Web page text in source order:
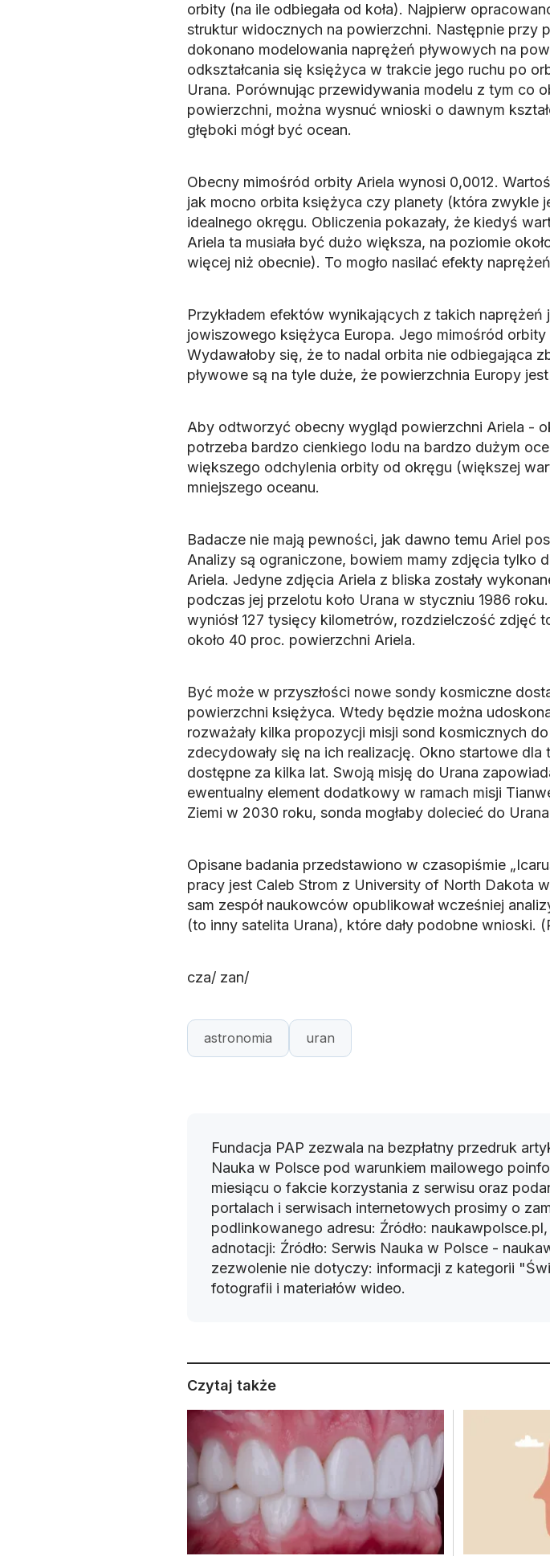
orbity (na ile odbiegała od koła). Najpierw
struktur widocznych na powierzchni. Następnie przy
dokonano modelowania naprężeń pływowych na
odkształcania się księżyca w trakcie jego ruchu po
Urana. Porównując przewidywania modelu z tym co
powierzchni, można wysnuć wnioski o dawnym
głęboki mógł być ocean.
Obecny mimośród orbity Ariela wynosi 0,0012.
jak mocno orbita księżyca czy planety (która zwykle
idealnego okręgu. Obliczenia pokazały, że kiedyś
Ariela ta musiała być dużo większa, na poziomie
więcej niż obecnie). To mogło nasilać efekty
Przykładem efektów wynikających z takich naprężeń
jowiszowego księżyca Europa. Jego mimośród
Wydawałoby się, że to nadal orbita nie odbiegająca
pływowe są na tyle duże, że powierzchnia Europy
Aby odtworzyć obecny wygląd powierzchni Ariela -
potrzeba bardzo cienkiego lodu na bardzo dużym
większego odchylenia orbity od okręgu (większej
mniejszego oceanu.
Badacze nie mają pewności, jak dawno temu Ariel
Analizy są ograniczone, bowiem mamy zdjęcia tylko
Ariela. Jedyne zdjęcia Ariela z bliska zostały
podczas jej przelotu koło Urana w styczniu 1986
wyniósł 127 tysięcy kilometrów, rozdzielczość zdjęć
około 40 proc. powierzchni Ariela.
Być może w przyszłości nowe sondy kosmiczne
powierzchni księżyca. Wtedy będzie można
rozważały kilka propozycji misji sond kosmicznych
zdecydowały się na ich realizację. Okno startowe dla
dostępne za kilka lat. Swoją misję do Urana
ewentualny element dodatkowy w ramach misji
Ziemi w 2030 roku, sonda mogłaby dolecieć do
Opisane badania przedstawiono w czasopiśmie
pracy jest Caleb Strom z University of North Dakota
sam zespół naukowców opublikował wcześniej
(to inny satelita Urana), które dały podobne wnioski.
cza/ zan/
astronomia uran
Fundacja PAP zezwala na bezpłatny przedruk
Nauka w Polsce pod warunkiem mailowego
miesiącu o fakcie korzystania z serwisu oraz
portalach i serwisach internetowych prosimy o
podlinkowanego adresu: Źródło:
adnotacji: Źródło: Serwis Nauka w Polsce -
zezwolenie nie dotyczy: informacji z kategorii
fotografii i materiałów wideo.
Czytaj także